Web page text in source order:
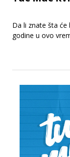
Da li znate šta
godine u ovo